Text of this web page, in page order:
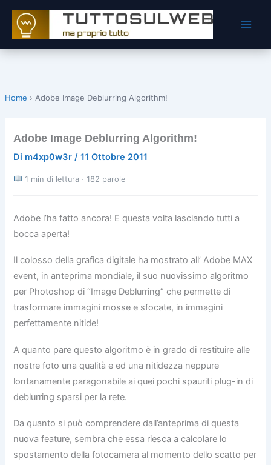
contenuto
Home › Adobe Image Deblurring Algorithm!
Adobe Image Deblurring Algorithm!
Di m4xp0w3r/11 Ottobre 2011
1 min di lettura · 182 parole
Adobe l’ha fatto ancora! E questa volta lasciando tutti a
bocca aperta!
Il colosso della grafica digitale ha mostrato all’ Adobe MAX
event, in anteprima mondiale, il suo nuovissimo algoritmo
per Photoshop di “Image Deblurring” che permette di
trasformare immagini mosse e sfocate, in immagini
perfettamente nitide!
A quanto pare questo algoritmo è in grado di restituire alle
nostre foto una qualità e ed una nitidezza neppure
lontanamente paragonabile ai quei pochi spauriti plug-in di
deblurring sparsi per la rete.
Da quanto si può comprendere dall’anteprima di questa
nuova feature, sembra che essa riesca a calcolare lo
spostamento della fotocamera al momento dello scatto per